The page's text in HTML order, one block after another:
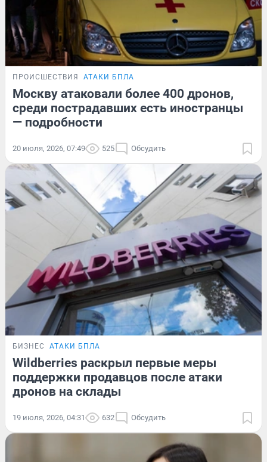
ПРОИСШЕСТВИЯ АТАКИ БПЛА
Москву атаковали более 400 дронов,
среди пострадавших есть иностранцы
— подробности
20 июля, 2026, 07:49 525 Обсудить
БИЗНЕС АТАКИ БПЛА
Wildberries раскрыл первые меры
поддержки продавцов после атаки
дронов на склады
19 июля, 2026, 04:31 632 Обсудить